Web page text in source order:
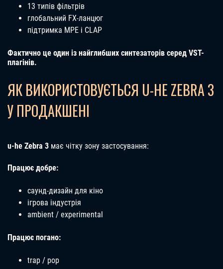
13 типів фільтрів
глобальний FX-ланцюг
підтримка MPE і CLAP
Фактично це один із найглибших синтезаторів серед VST-
плагінів.
ЯК ВИКОРИСТОВУЄТЬСЯ U-HE ZEBRA 3
У ПРОДАКШЕНІ
u-he Zebra 3 має чітку зону застосування:
Працює добре:
саунд-дизайн для кіно
ігрова індустрія
ambient / experimental
Працює погано:
trap / pop